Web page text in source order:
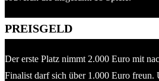
PREISGELD
Der erste Platz nimmt 2.000 Euro mit
Finalist darf sich über 1.000 Euro